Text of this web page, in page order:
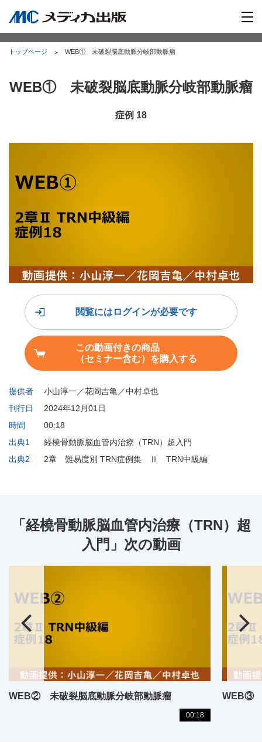
トップページ WEB① 未破裂脳底動脈分岐部動脈瘤
WEB① 未破裂脳底動脈分岐部動脈瘤
症例 18
提供者
小山淳一／花岡吉亀／中村卓也
刊行日
2024年12月01日
時間
00:18
出典1
経橈骨動脈脳血管内治療（TRN）超入門
出典2
2章 難易度別 TRN症例集 Ⅱ TRN中級編
閲覧にはログインが必要です
この動画付きの商品
（セミナー含む）を購入する
「経橈骨動脈脳血管内治療（TRN）超
入門」次の動画
WEB② 未破裂脳底動脈分岐部動脈瘤
00:18
WEB③